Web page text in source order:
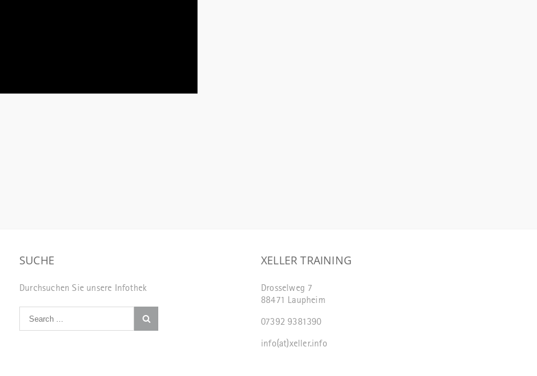
SUCHE
Durchsuchen Sie unsere Infothek
XELLER TRAINING
Drosselweg 7
88471 Laupheim
07392 9381390
info(at)xeller.info